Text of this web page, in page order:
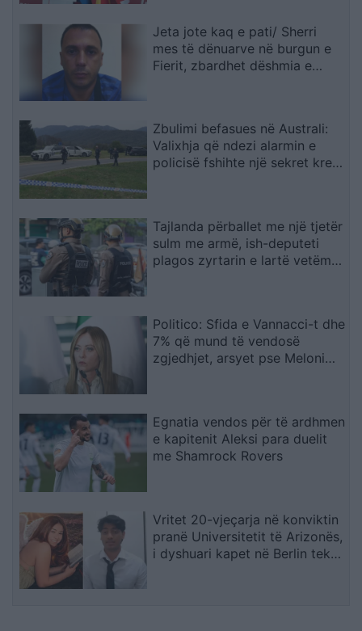
Jeta jote kaq e pati/ Sherri
mes të dënuarve në burgun e
Fierit, zbardhet dëshmia e
Zbulimi befasues në Australi:
Valixhja që ndezi alarmin e
policisë fshihte një sekret krejt
Tajlanda përballet me një tjetër
sulm me armë, ish-deputeti
plagos zyrtarin e lartë vetëm
Politico: Sfida e Vannacci-t dhe
7% që mund të vendosë
zgjedhjet, arsyet pse Meloni
Egnatia vendos për të ardhmen
e kapitenit Aleksi para duelit
me Shamrock Rovers
Vritet 20-vjeçarja në konviktin
pranë Universitetit të Arizonës,
i dyshuari kapet në Berlin teksa